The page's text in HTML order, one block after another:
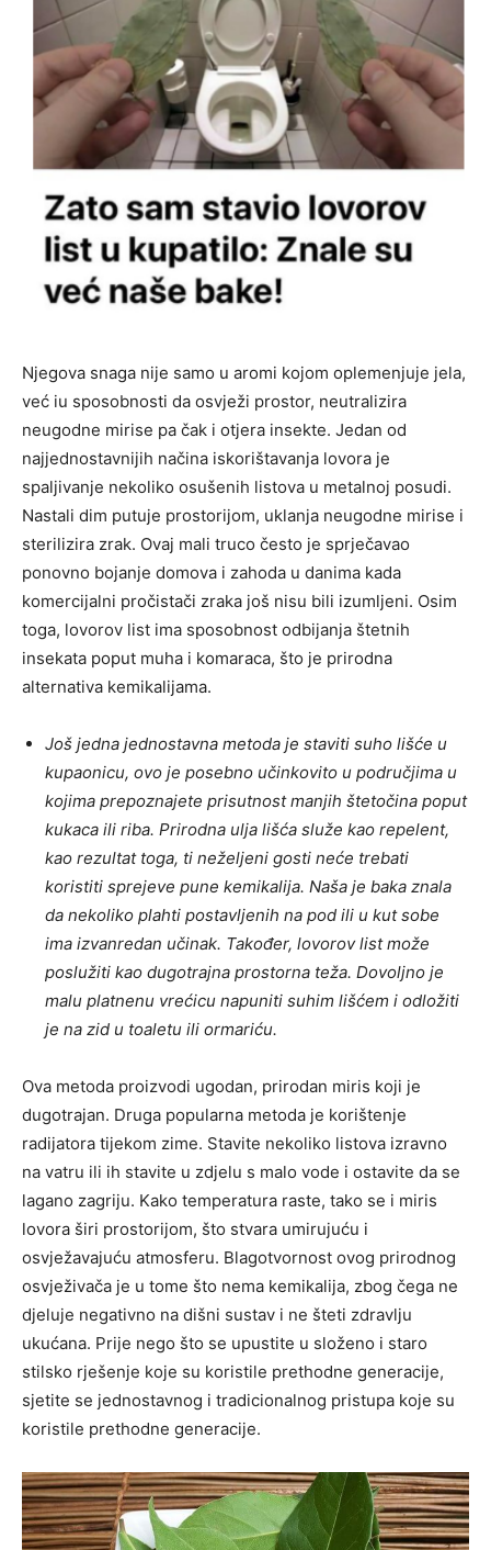
Njegova snaga nije samo u aromi kojom oplemenjuje jela,
već iu sposobnosti da osvježi prostor, neutralizira
neugodne mirise pa čak i otjera insekte. Jedan od
najjednostavnijih načina iskorištavanja lovora je
spaljivanje nekoliko osušenih listova u metalnoj posudi.
Nastali dim putuje prostorijom, uklanja neugodne mirise i
sterilizira zrak. Ovaj mali truco često je sprječavao
ponovno bojanje domova i zahoda u danima kada
komercijalni pročistači zraka još nisu bili izumljeni. Osim
toga, lovorov list ima sposobnost odbijanja štetnih
insekata poput muha i komaraca, što je prirodna
alternativa kemikalijama.
Još jedna jednostavna metoda je staviti suho lišće u
kupaonicu, ovo je posebno učinkovito u područjima u
kojima prepoznajete prisutnost manjih štetočina poput
kukaca ili riba. Prirodna ulja lišća služe kao repelent,
kao rezultat toga, ti neželjeni gosti neće trebati
koristiti sprejeve pune kemikalija. Naša je baka znala
da nekoliko plahti postavljenih na pod ili u kut sobe
ima izvanredan učinak. Također, lovorov list može
poslužiti kao dugotrajna prostorna teža. Dovoljno je
malu platnenu vrećicu napuniti suhim lišćem i odložiti
je na zid u toaletu ili ormariću.
Ova metoda proizvodi ugodan, prirodan miris koji je
dugotrajan. Druga popularna metoda je korištenje
radijatora tijekom zime. Stavite nekoliko listova izravno
na vatru ili ih stavite u zdjelu s malo vode i ostavite da se
lagano zagriju. Kako temperatura raste, tako se i miris
lovora širi prostorijom, što stvara umirujuću i
osvježavajuću atmosferu. Blagotvornost ovog prirodnog
osvježivača je u tome što nema kemikalija, zbog čega ne
djeluje negativno na dišni sustav i ne šteti zdravlju
ukućana. Prije nego što se upustite u složeno i staro
stilsko rješenje koje su koristile prethodne generacije,
sjetite se jednostavnog i tradicionalnog pristupa koje su
koristile prethodne generacije.